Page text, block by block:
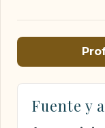
Fuente y